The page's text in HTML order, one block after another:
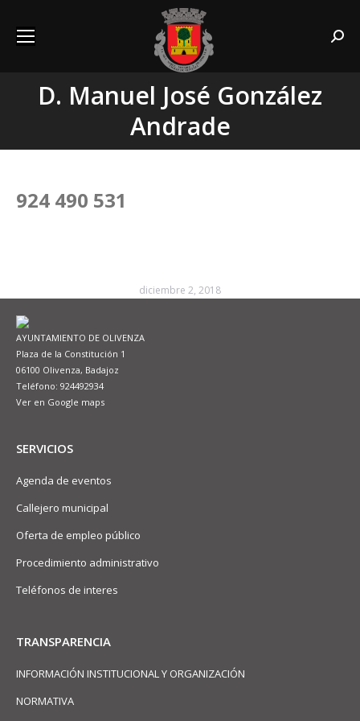
D. Manuel José González
Andrade
Estás aquí:
924 490 531
diciembre 2, 2018
AYUNTAMIENTO DE OLIVENZA
Plaza de la Constitución 1
06100 Olivenza, Badajoz
Teléfono: 924492934
Ver en Google maps
SERVICIOS
Agenda de eventos
Callejero municipal
Oferta de empleo público
Procedimiento administrativo
Teléfonos de interes
TRANSPARENCIA
INFORMACIÓN INSTITUCIONAL Y ORGANIZACIÓN
NORMATIVA